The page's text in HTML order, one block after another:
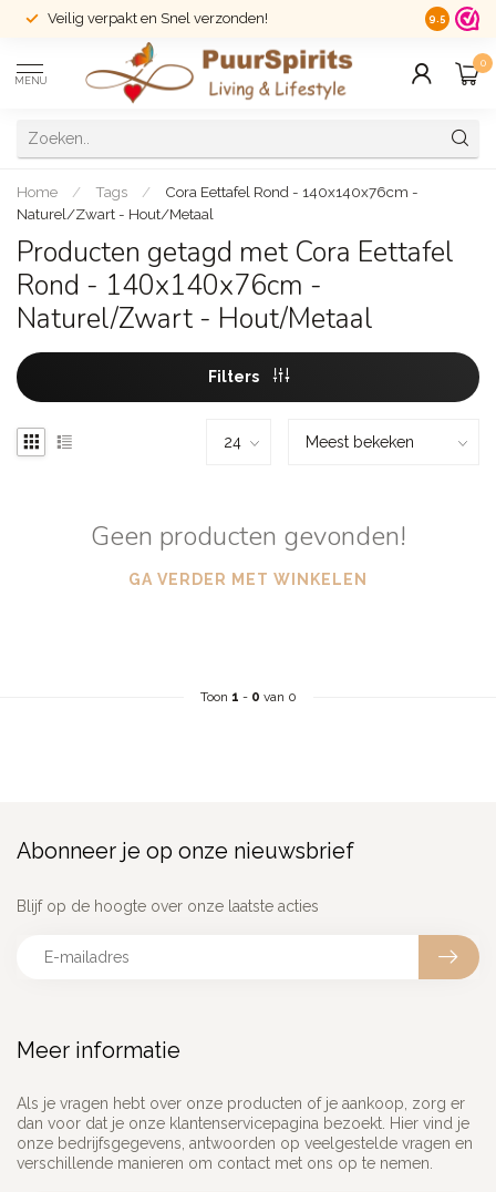
Veilig verpakt en Snel verzonden! 14 dagen
9.5
MENU
0
Home / Tags /
Cora Eettafel Rond - 140x140x76cm -
Naturel/Zwart - Hout/Metaal
Producten getagd met Cora Eettafel
Rond - 140x140x76cm -
Naturel/Zwart - Hout/Metaal
Filters
Geen producten gevonden!
GA VERDER MET WINKELEN
Toon 1 - 0 van 0
Meer informatie
Als je vragen hebt over onze producten of je aankoop, zorg er
dan voor dat je onze klantenservicepagina bezoekt. Hier vind je
onze bedrijfsgegevens, antwoorden op veelgestelde vragen en
verschillende manieren om contact met ons op te nemen.
Abonneer je op onze nieuwsbrief
Blijf op de hoogte over onze laatste acties